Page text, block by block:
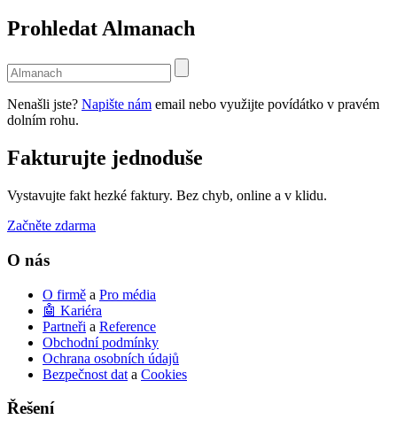
Prohledat Almanach
Use
the
and
to
a
Nenašli jste? Napište nám email nebo využijte povídátko v pravém
dolním rohu.
Fakturujte jednoduše
Vystavujte fakt hezké faktury. Bez chyb, online a v klidu.
Začněte zdarma
O nás
O firmě a Pro média
🤖 Kariéra
Partneři a Reference
Obchodní podmínky
Ochrana osobních údajů
Bezpečnost dat a Cookies
Řešení